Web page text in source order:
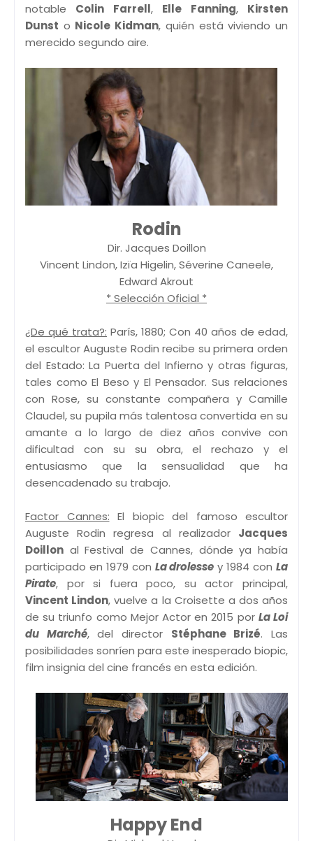
notable Colin Farrell, Elle Fanning, Kirsten
Dunst o Nicole Kidman, quién está viviendo un
merecido segundo aire.
Rodin
Dir. Jacques Doillon
Vincent Lindon, Izïa Higelin, Séverine Caneele,
Edward Akrout
* Selección Oficial *
¿De qué trata?: París, 1880; Con 40 años de edad,
el escultor Auguste Rodin recibe su primera orden
del Estado: La Puerta del Infierno y otras figuras,
tales como El Beso y El Pensador. Sus relaciones
con Rose, su constante compañera y Camille
Claudel, su pupila más talentosa convertida en su
amante a lo largo de diez años convive con
dificultad con su su obra, el rechazo y el
entusiasmo que la sensualidad que ha
desencadenado su trabajo.
Factor Cannes: El biopic del famoso escultor
Auguste Rodin regresa al realizador Jacques
Doillon al Festival de Cannes, dónde ya había
participado en 1979 con La drolesse y 1984 conLa
Pirate, por si fuera poco, su actor principal,
Vincent Lindon, vuelve a la Croisette a dos años
de su triunfo como Mejor Actor en 2015 por La Loi
du Marché, del director Stéphane Brizé. Las
posibilidades sonríen para este inesperado biopic,
film insignia del cine francés en esta edición.
Happy End